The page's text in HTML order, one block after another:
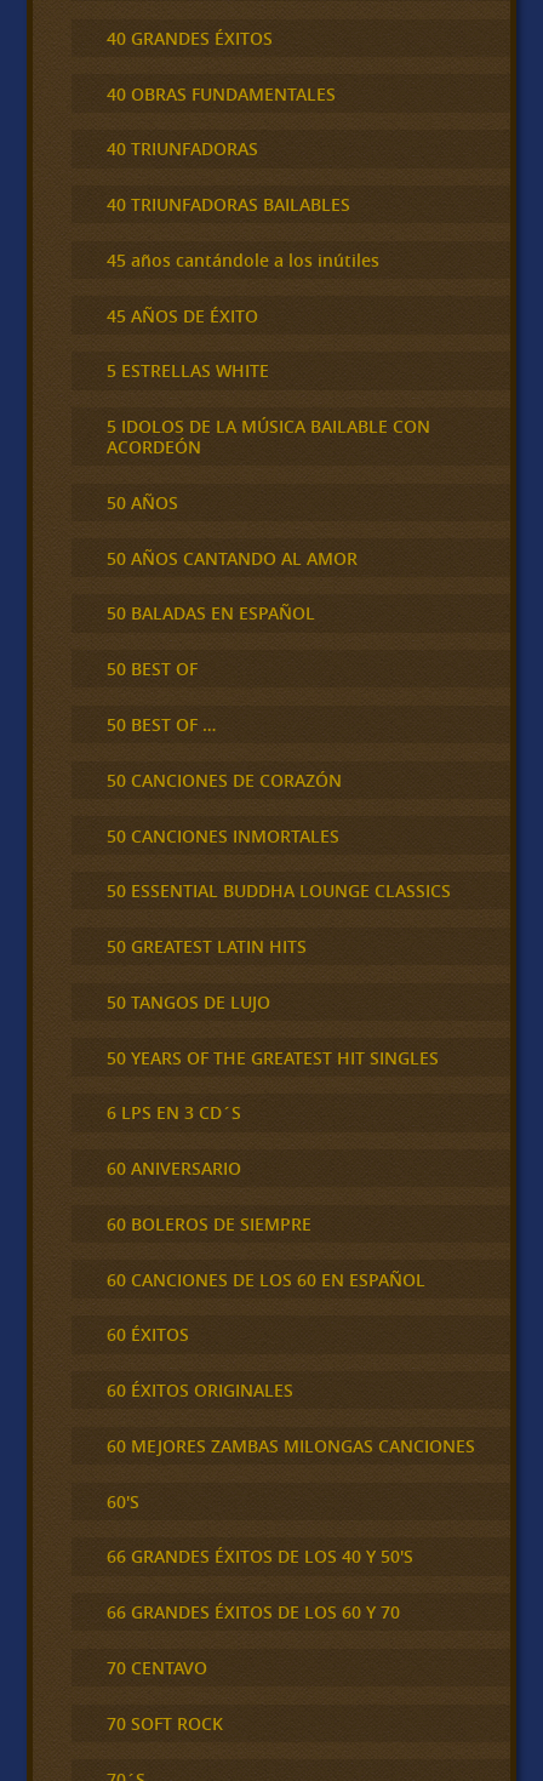
40 GRANDES ÉXITOS
40 OBRAS FUNDAMENTALES
40 TRIUNFADORAS
40 TRIUNFADORAS BAILABLES
45 años cantándole a los inútiles
45 AÑOS DE ÉXITO
5 ESTRELLAS WHITE
5 IDOLOS DE LA MÚSICA BAILABLE CON
ACORDEÓN
50 AÑOS
50 AÑOS CANTANDO AL AMOR
50 BALADAS EN ESPAÑOL
50 BEST OF
50 BEST OF …
50 CANCIONES DE CORAZÓN
50 CANCIONES INMORTALES
50 ESSENTIAL BUDDHA LOUNGE CLASSICS
50 GREATEST LATIN HITS
50 TANGOS DE LUJO
50 YEARS OF THE GREATEST HIT SINGLES
6 LPS EN 3 CD´S
60 ANIVERSARIO
60 BOLEROS DE SIEMPRE
60 CANCIONES DE LOS 60 EN ESPAÑOL
60 ÉXITOS
60 ÉXITOS ORIGINALES
60 MEJORES ZAMBAS MILONGAS CANCIONES
60'S
66 GRANDES ÉXITOS DE LOS 40 Y 50'S
66 GRANDES ÉXITOS DE LOS 60 Y 70
70 CENTAVO
70 SOFT ROCK